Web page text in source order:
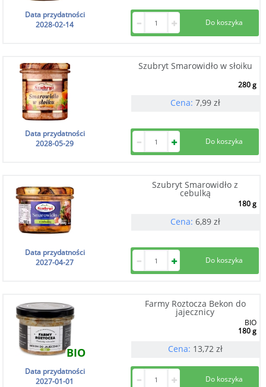
Data przydatności
2028-02-14
Szubryt Smarowidło w słoiku
280 g
Cena: 7,99 zł
Data przydatności
2028-05-29
Szubryt Smarowidło z
cebulką
180 g
Cena: 6,89 zł
Data przydatności
2027-04-27
Farmy Roztocza Bekon do
jajecznicy
BIO
BIO
180 g
Cena: 13,72 zł
Data przydatności
2027-01-01